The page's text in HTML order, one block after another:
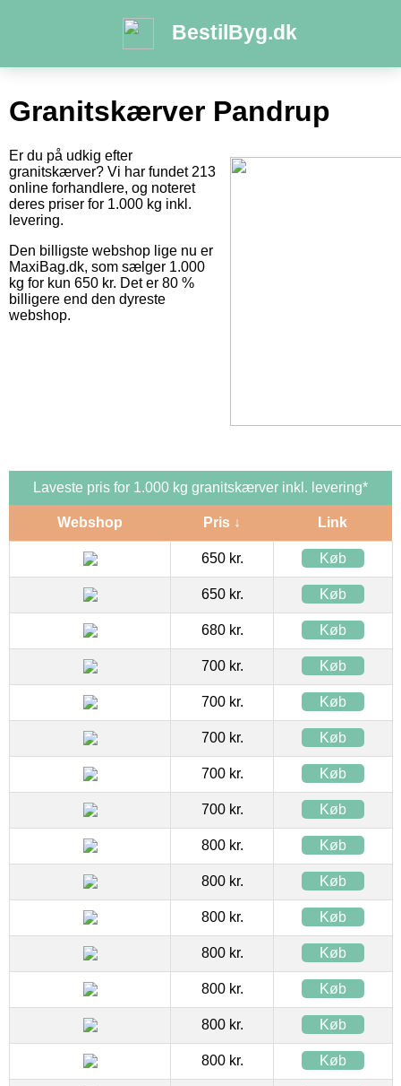
BestilByg.dk
Granitskærver Pandrup
Er du på udkig efter
granitskærver? Vi har fundet 213
online forhandlere, og noteret
deres priser for 1.000 kg inkl.
levering.
Den billigste webshop lige nu er
MaxiBag.dk, som sælger 1.000
kg for kun 650 kr. Det er 80 %
billigere end den dyreste
webshop.
Laveste pris for 1.000 kg granitskærver inkl. levering*
Webshop Pris ↓ Link
650 kr. Køb
650 kr. Køb
680 kr. Køb
700 kr. Køb
700 kr. Køb
700 kr. Køb
700 kr. Køb
700 kr. Køb
800 kr. Køb
800 kr. Køb
800 kr. Køb
800 kr. Køb
800 kr. Køb
800 kr. Køb
800 kr. Køb